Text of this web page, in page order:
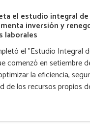
el estudio integral
inversión y
laborales
el "Estudio Integral
comenzó en setiembre
la eficiencia,
de los recursos propios